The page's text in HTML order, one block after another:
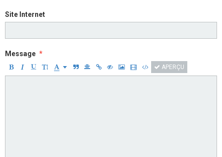
Site Internet
Message
APERÇU